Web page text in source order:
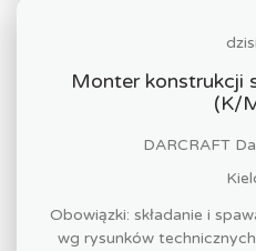
Monter konstrukcji
(K/
DARCRAFT
Obowiązki: składanie i
wg rysunków